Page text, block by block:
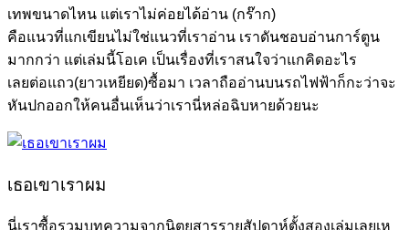
เทพขนาดไหน แต่เราไม่ค่อยได้อ่าน (กร๊าก)
คือแนวที่แกเขียนไม่ใช่แนวที่เราอ่าน เราดันชอบอ่านการ์ตูน
มากกว่า แต่เล่มนี้โอเค เป็นเรื่องที่เราสนใจว่าแกคิดอะไร
เลยต่อแถว(ยาวเหยียด)ซื้อมา เวลาถืออ่านบนรถไฟฟ้าก็กะว่าจะ
หันปกออกให้คนอื่นเห็นว่าเรานี่หล่อฉิบหายด้วยนะ
เธอเขาเราผม
นี่เราซื้อรวมบทความจากนิตยสารรายสัปดาห์ตั้งสองเล่มเลยเห